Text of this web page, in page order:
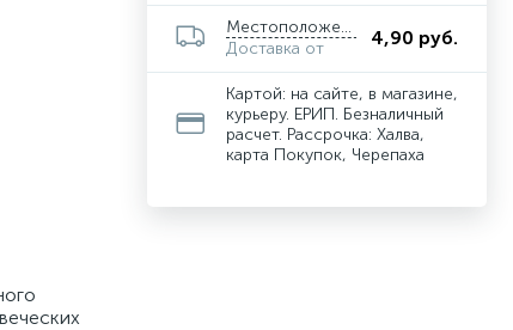
Местоположение
Доставка от
4,90 руб.
Картой: на сайте, в магазине,
курьеру. ЕРИП. Безналичный
расчет. Рассрочка: Халва,
карта Покупок, Черепаха